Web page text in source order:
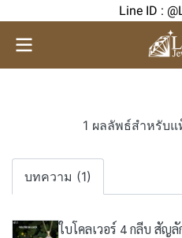
Line ID :
1 ผลลัพธ์สำหรับแ
บทความ (1)
ใบโคลเวอร์ 4 กลีบ สัญ